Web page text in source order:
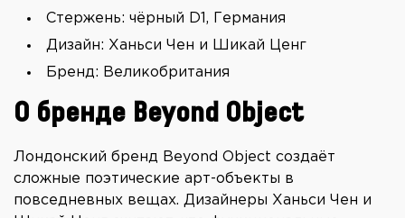
Стержень: чёрный D1, Германия
Дизайн: Ханьси Чен и Шикай Ценг
Бренд: Великобритания
О бренде Beyond Object
Лондонский бренд Beyond Object создаёт
сложные поэтические арт-объекты в
повседневных вещах. Дизайнеры Ханьси Чен и